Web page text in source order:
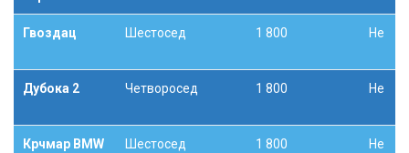
Гвоздац Шестосед 1 800 Не
Дубока 2 Четворосед 1 800 Не
Крчмар BMW Шестосед 1 800 Не